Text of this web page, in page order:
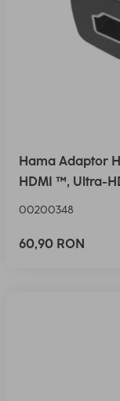
Hama Adaptor
HDMI ™, Ultra-
00200348
60,90 RON